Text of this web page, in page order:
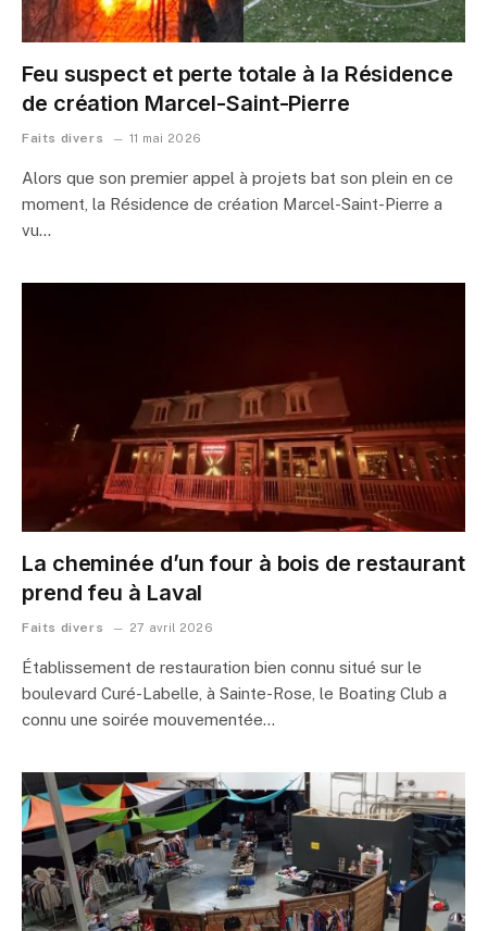
Feu suspect et perte totale à la Résidence
de création Marcel-Saint-Pierre
Faits divers 11 mai 2026
Alors que son premier appel à projets bat son plein en ce
moment, la Résidence de création Marcel-Saint-Pierre a
vu…
La cheminée d’un four à bois de restaurant
prend feu à Laval
Faits divers 27 avril 2026
Établissement de restauration bien connu situé sur le
boulevard Curé-Labelle, à Sainte-Rose, le Boating Club a
connu une soirée mouvementée…